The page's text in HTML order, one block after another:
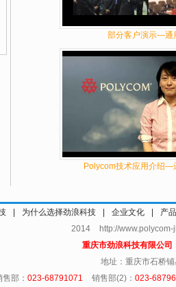
部分客户演示—通
Polycom技术应用介绍—
为什么选择劲浪科技 企业文化
产
2014 http://
重庆市劲浪科技有限公
地址：重庆市石桥
售部： 023-68791071 销售部(2)： 023-